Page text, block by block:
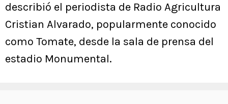
describió el periodista de Radio Agricultura
Cristian Alvarado, popularmente conocido
como Tomate, desde la sala de prensa del
estadio Monumental.